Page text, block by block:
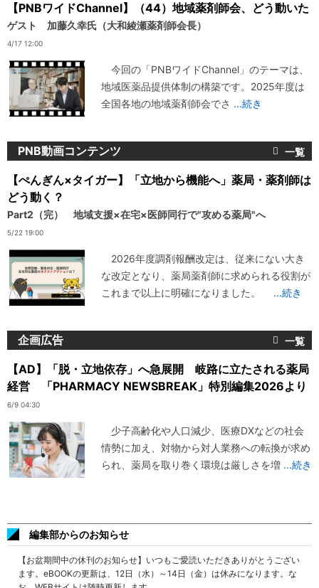
【PNBワイドChannel】（44）地域薬剤師会、どう動いた
ゲスト 加藤久幸氏（大和綾瀬薬剤師会長）
4/17 12:00
今回の「PNBワイドChannel」のテーマは、
地域医薬品提供体制の構築です。2025年度は
全国各地の地域薬剤師会でさ ...続き
PNB動画コンテンツ
【ぺんぎん×タイガー】「立地から機能へ」薬局・薬剤師は
どう動く？
Part2（完） 地域支援×在宅×医師同行で"攻める薬局"へ
5/22 19:00
2026年度調剤報酬改定は、従来にない大き
な改定となり、薬局薬剤師に求められる役割が
これまで以上に明確になりました。
...続き
企画広告
【AD】「脱・立地依存」へ急展開 岐路に立たされる薬局
経営 「PHARMACY NEWSBREAK」特別編集2026より
6/9 04:30
少子高齢化や人口減少、医療DXなどの社会
情勢に加え、対物から対人業務への転換が求め
られ、薬局を取り巻く環境は厳しさを増 ...続き
編集部からのお知らせ
【お盆期間中の休刊のお知らせ】いつもご愛読いただきありがとうござい
ます。eBOOKの更新は、12日（水）～14日（金）は休みになります。な